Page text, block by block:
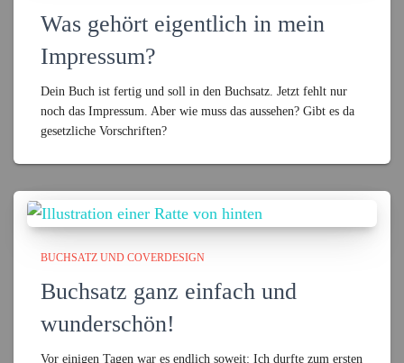
Was gehört eigentlich in mein
Impressum?
Dein Buch ist fertig und soll in den Buchsatz. Jetzt fehlt nur
noch das Impressum. Aber wie muss das aussehen? Gibt es da
gesetzliche Vorschriften?
BUCHSATZ UND COVERDESIGN
Buchsatz ganz einfach und
wunderschön!
Vor einigen Tagen war es endlich soweit: Ich durfte zum ersten